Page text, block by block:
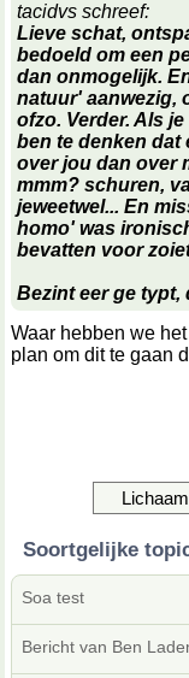
tacidvs schreef:
Lieve schat,
bedoeld om een
dan onmogelijk.
natuur' aanwezig,
ofzo. Verder. Als
ben te denken dat
over jou dan over
mmm? schuren,
jeweetwel... En
homo' was
bevatten voor
Bezint eer ge typt,
Waar hebben we
plan om dit te gaan
Soortgelijke
Soa test
Bericht van Ben